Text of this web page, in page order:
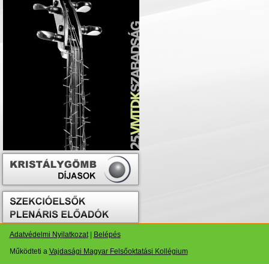
Adatvédelmi Nyilatkozat|
Belépés
Működteti a Vajdasági Magyar Felsőoktatási Kollégium